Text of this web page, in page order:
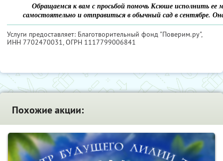
Обращаемся к вам с просьбой помочь Ксюше исполнить ее
самостоятельно и отправиться в обычный сад в сентябре.
Услуги предоставляет: Благотворительный фонд "Поверим.ру",
ИНН 7702470031, ОГРН 1117799006841
Похожие акции: